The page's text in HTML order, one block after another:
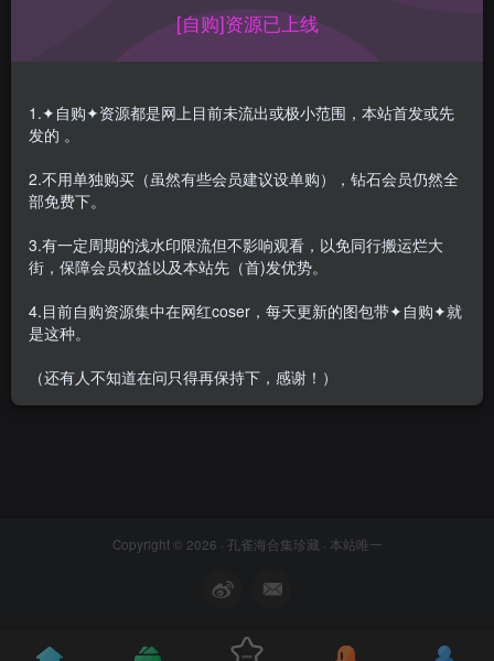
暂无内容
Copyright © 2026 · 孔雀海合集珍藏 · 本站唯一
[自购]资源已上线
1.✦自购✦资源都是网上目前未流出或极小范围，本站首发或先
发的 。
2.不用单独购买（虽然有些会员建议设单购），钻石会员仍然全
部免费下。
3.有一定周期的浅水印限流但不影响观看，以免同行搬运烂大
街，保障会员权益以及本站先（首)发优势。
4.目前自购资源集中在网红coser，每天更新的图包带✦自购✦就
是这种。
（还有人不知道在问只得再保持下，感谢！）